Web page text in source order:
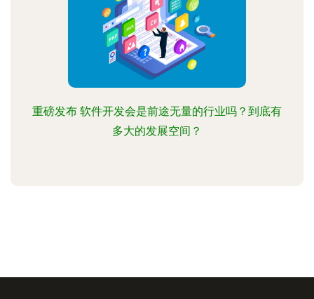
重磅发布 软件开发会是前途无量的行业吗？到底有
多大的发展空间？